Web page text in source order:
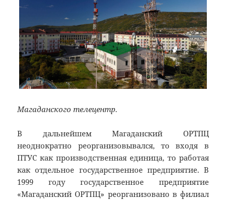
Магаданского телецентр.
В дальнейшем Магаданский ОРТПЦ
неоднократно реорганизовывался, то входя в
ПТУС как производственная единица, то работая
как отдельное государственное предприятие. В
1999 году государственное предприятие
«Магаданский ОРТПЦ» реорганизовано в филиал